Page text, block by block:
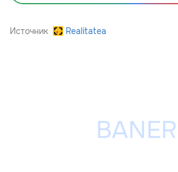
Источник Realitatea